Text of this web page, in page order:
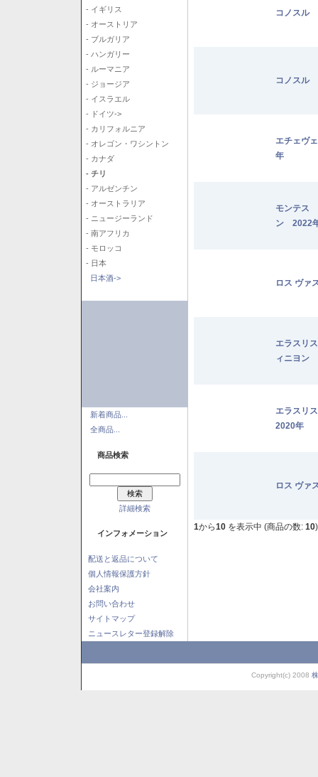
- イギリス
- オーストリア
- ブルガリア
- ハンガリー
- ルーマニア
- ジョージア
- イスラエル
- ドイツ->
- カリフォルニア
- オレゴン・ワシントン
- カナダ
- チリ
- アルゼンチン
- オーストラリア
- ニュージーランド
- 南アフリカ
- モロッコ
- 日本
日本酒->
新着商品...
全商品...
商品検索
詳細検索
インフォメーション
配送と返品について
個人情報保護方針
会社案内
お問い合わせ
サイトマップ
ニュースレター登録解除
コノスル
コノスル
エチェヴ
年
モンテス
ン 2022
ロス ヴァ
エラスリ
ィニヨン
エラスリ
2020年
ロス ヴァ
1から10 を表示中 (商品の数: 10)
Copyright(c) 2008